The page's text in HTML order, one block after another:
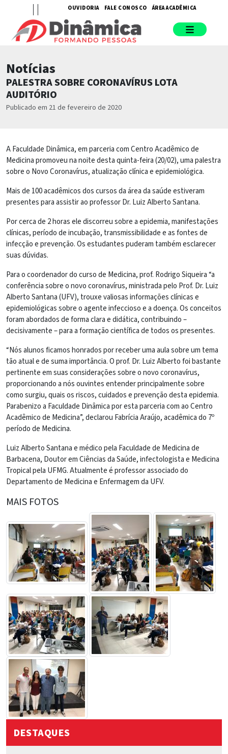
OUVIDORIA FALE CONOSCO ÁREA ACADÊMICA
Notícias
PALESTRA SOBRE CORONAVÍRUS LOTA
AUDITÓRIO
Publicado em 21 de fevereiro de 2020
A Faculdade Dinâmica, em parceria com Centro Acadêmico de
Medicina promoveu na noite desta quinta-feira (20/02), uma palestra
sobre o Novo Coronavírus, atualização clínica e epidemiológica.
Mais de 100 acadêmicos dos cursos da área da saúde estiveram
presentes para assistir ao professor Dr. Luiz Alberto Santana.
Por cerca de 2 horas ele discorreu sobre a epidemia, manifestações
clínicas, período de incubação, transmissibilidade e as fontes de
infecção e prevenção. Os estudantes puderam também esclarecer
suas dúvidas.
Para o coordenador do curso de Medicina, prof. Rodrigo Siqueira “a
conferência sobre o novo coronavírus, ministrada pelo Prof. Dr. Luiz
Alberto Santana (UFV), trouxe valiosas informações clínicas e
epidemiológicas sobre o agente infeccioso e a doença. Os conceitos
foram abordados de forma clara e didática, contribuindo –
decisivamente – para a formação científica de todos os presentes.
“Nós alunos ficamos honrados por receber uma aula sobre um tema
tão atual e de suma importância. O prof. Dr. Luiz Alberto foi bastante
pertinente em suas considerações sobre o novo coronavírus,
proporcionando a nós ouvintes entender principalmente sobre
como surgiu, quais os riscos, cuidados e prevenção desta epidemia.
Parabenizo a Faculdade Dinâmica por esta parceria com ao Centro
Acadêmico de Medicina”, declarou Fabrícia Araújo, acadêmica do 7º
período de Medicina.
Luiz Alberto Santana e médico pela Faculdade de Medicina de
Barbacena, Doutor em Ciências da Saúde, infectologista e Medicina
Tropical pela UFMG. Atualmente é professor associado do
Departamento de Medicina e Enfermagem da UFV.
MAIS FOTOS
DESTAQUES